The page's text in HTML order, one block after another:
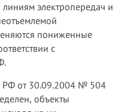
электропередач и
пониженные
с
РФ от 30.09.2004 № 504
объекты